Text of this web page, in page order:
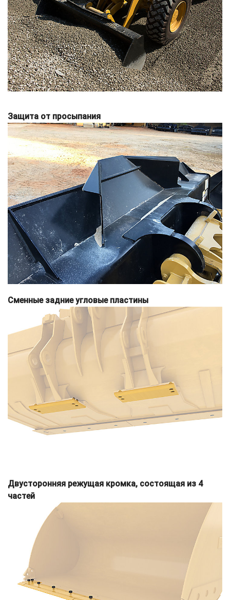
Защита от просыпания
Сменные задние угловые пластины
Двусторонняя режущая кромка, состоящая из 4
частей